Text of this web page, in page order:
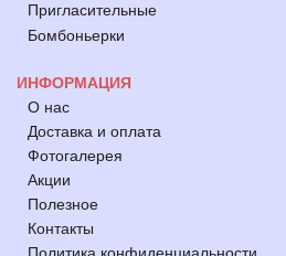
Пригласительные
Бомбоньерки
ИНФОРМАЦИЯ
О нас
Доставка и оплата
Фотогалерея
Акции
Полезное
Контакты